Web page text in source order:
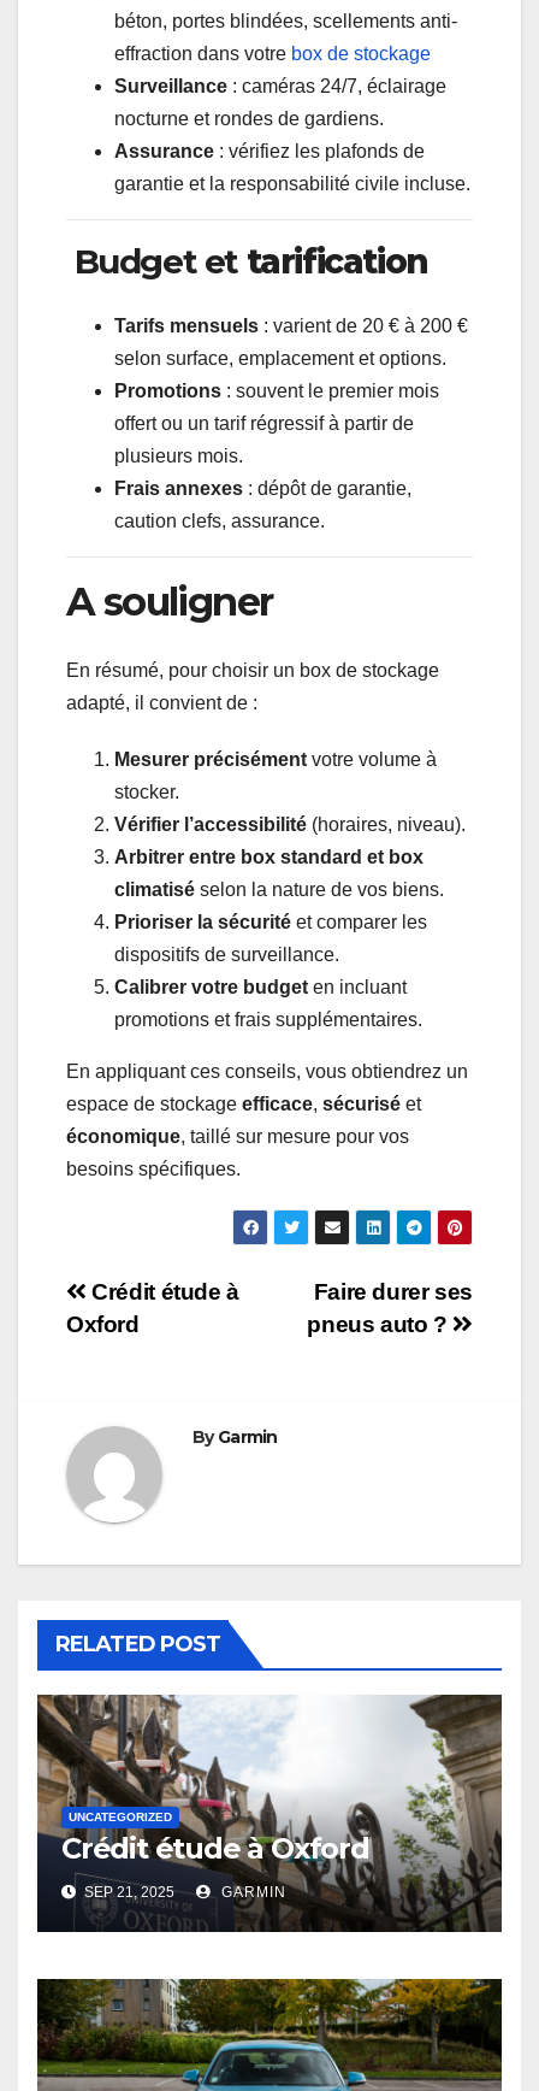
béton, portes blindées, scellements anti-
effraction dans votre box de stockage
Surveillance : caméras 24/7, éclairage
nocturne et rondes de gardiens.
Assurance : vérifiez les plafonds de
garantie et la responsabilité civile incluse.
Budget et tarification
Tarifs mensuels : varient de 20 € à 200 €
selon surface, emplacement et options.
Promotions : souvent le premier mois
offert ou un tarif régressif à partir de
plusieurs mois.
Frais annexes : dépôt de garantie,
caution clefs, assurance.
A souligner
En résumé, pour choisir un box de stockage
adapté, il convient de :
Mesurer précisément votre volume à
stocker.
Vérifier l’accessibilité (horaires, niveau).
Arbitrer entre box standard et box
climatisé selon la nature de vos biens.
Prioriser la sécurité et comparer les
dispositifs de surveillance.
Calibrer votre budget en incluant
promotions et frais supplémentaires.
En appliquant ces conseils, vous obtiendrez un
espace de stockage efficace, sécurisé et
économique, taillé sur mesure pour vos
besoins spécifiques.
Navigation
Faire durer ses
pneus auto ?
Crédit étude à
Oxford
ByGarmin
RELATED POST
UNCATEGORIZED
Crédit étude à Oxford
SEP 21, 2025 GARMIN